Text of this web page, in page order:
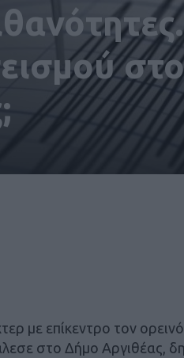
με επίκεντρο τον
στο Δήμο Αργιθέας,